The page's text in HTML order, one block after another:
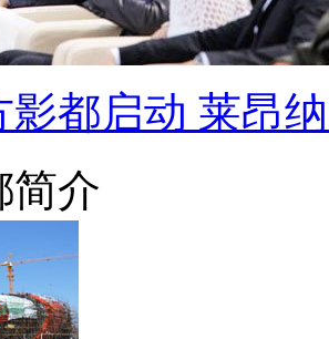
影都启动 莱昂
简介